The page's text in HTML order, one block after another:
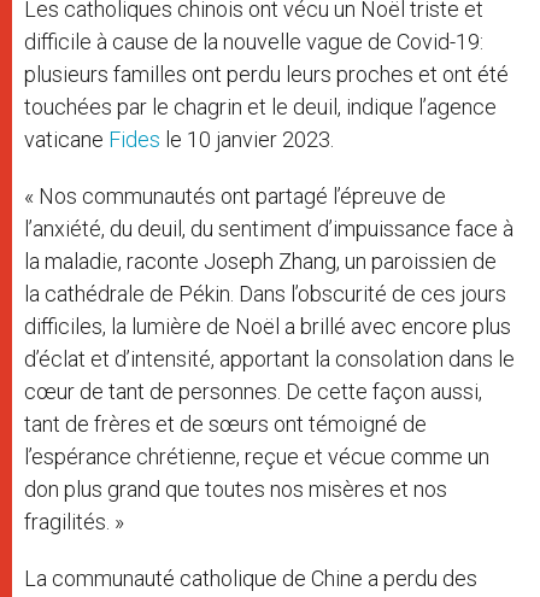
r
Les catholiques chinois ont vécu un Noël triste et
difficile à cause de la nouvelle vague de Covid-19:
plusieurs familles ont perdu leurs proches et ont été
touchées par le chagrin et le deuil, indique l’agence
vaticane Fides le 10 janvier 2023.
« Nos communautés ont partagé l’épreuve de
l’anxiété, du deuil, du sentiment d’impuissance face à
la maladie, raconte Joseph Zhang, un paroissien de
la cathédrale de Pékin. Dans l’obscurité de ces jours
difficiles, la lumière de Noël a brillé avec encore plus
d’éclat et d’intensité, apportant la consolation dans le
cœur de tant de personnes. De cette façon aussi,
tant de frères et de sœurs ont témoigné de
l’espérance chrétienne, reçue et vécue comme un
don plus grand que toutes nos misères et nos
fragilités. »
La communauté catholique de Chine a perdu des